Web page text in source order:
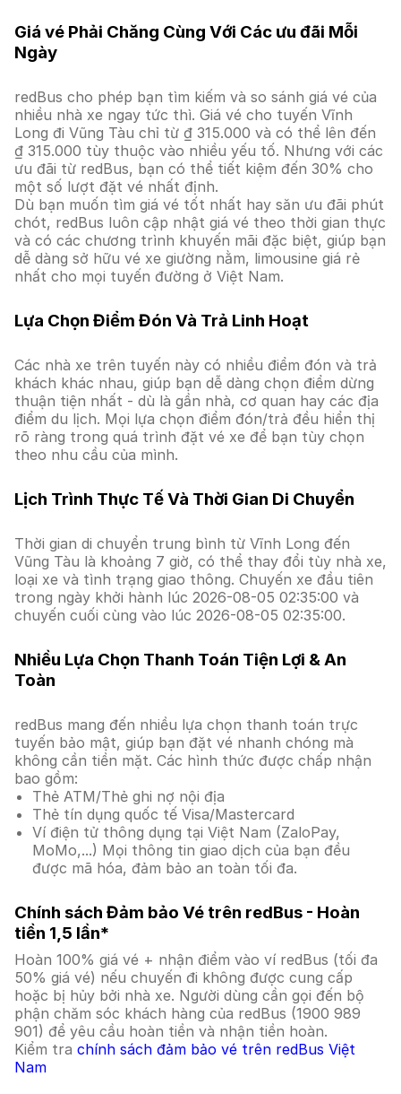
Giá vé Phải Chăng Cùng Với Các ưu đãi Mỗi
Ngày
redBus cho phép bạn tìm kiếm và so sánh giá vé của
nhiều nhà xe ngay tức thì. Giá vé cho tuyến Vĩnh
Long đi Vũng Tàu chỉ từ ₫ 315.000 và có thể lên đến
₫ 315.000 tùy thuộc vào nhiều yếu tố. Nhưng với các
ưu đãi từ redBus, bạn có thể tiết kiệm đến 30% cho
một số lượt đặt vé nhất định.
Dù bạn muốn tìm giá vé tốt nhất hay săn ưu đãi phút
chót, redBus luôn cập nhật giá vé theo thời gian thực
và có các chương trình khuyến mãi đặc biệt, giúp bạn
dễ dàng sở hữu vé xe giường nằm, limousine giá rẻ
nhất cho mọi tuyến đường ở Việt Nam.
Lựa Chọn Điểm Đón Và Trả Linh Hoạt
Các nhà xe trên tuyến này có nhiều điểm đón và trả
khách khác nhau, giúp bạn dễ dàng chọn điểm dừng
thuận tiện nhất - dù là gần nhà, cơ quan hay các địa
điểm du lịch. Mọi lựa chọn điểm đón/trả đều hiển thị
rõ ràng trong quá trình đặt vé xe để bạn tùy chọn
theo nhu cầu của mình.
Lịch Trình Thực Tế Và Thời Gian Di Chuyển
Thời gian di chuyển trung bình từ Vĩnh Long đến
Vũng Tàu là khoảng 7 giờ, có thể thay đổi tùy nhà xe,
loại xe và tình trạng giao thông. Chuyến xe đầu tiên
trong ngày khởi hành lúc 2026-08-05 02:35:00 và
chuyến cuối cùng vào lúc 2026-08-05 02:35:00.
Nhiều Lựa Chọn Thanh Toán Tiện Lợi & An
Toàn
redBus mang đến nhiều lựa chọn thanh toán trực
tuyến bảo mật, giúp bạn đặt vé nhanh chóng mà
không cần tiền mặt. Các hình thức được chấp nhận
bao gồm:
Thẻ ATM/Thẻ ghi nợ nội địa
Thẻ tín dụng quốc tế Visa/Mastercard
Ví điện tử thông dụng tại Việt Nam (ZaloPay,
MoMo,...) Mọi thông tin giao dịch của bạn đều
được mã hóa, đảm bảo an toàn tối đa.
Chính sách Đảm bảo Vé trên redBus - Hoàn
tiền 1,5 lần*
Hoàn 100% giá vé + nhận điểm vào ví redBus (tối đa
50% giá vé) nếu chuyến đi không được cung cấp
hoặc bị hủy bởi nhà xe. Người dùng cần gọi đến bộ
phận chăm sóc khách hàng của redBus (1900 989
901) để yêu cầu hoàn tiền và nhận tiền hoàn.
Kiểm tra chính sách đảm bảo vé trên redBus Việt
Nam